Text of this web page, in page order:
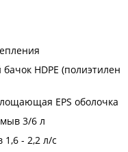
HDPE (полиэтилен
EPS оболочка
3/6 л
- 2,2 л/с